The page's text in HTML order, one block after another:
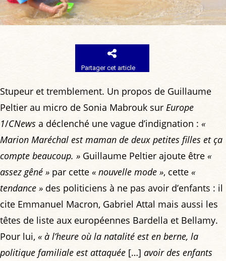
Partager cet article
Stupeur et tremblement. Un propos de Guillaume
Peltier au micro de Sonia Mabrouk sur Europe
1/CNews a déclenché une vague d’indignation : «
Marion Maréchal est maman de deux petites filles et ça
compte beaucoup. » Guillaume Peltier ajoute être «
assez gêné » par cette « nouvelle mode », cette «
tendance » des politiciens à ne pas avoir d’enfants : il
cite Emmanuel Macron, Gabriel Attal mais aussi les
têtes de liste aux européennes Bardella et Bellamy.
Pour lui, « à l’heure où la natalité est en berne, la
politique familiale est attaquée […] avoir des enfants